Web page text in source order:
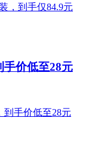
手价低至28元